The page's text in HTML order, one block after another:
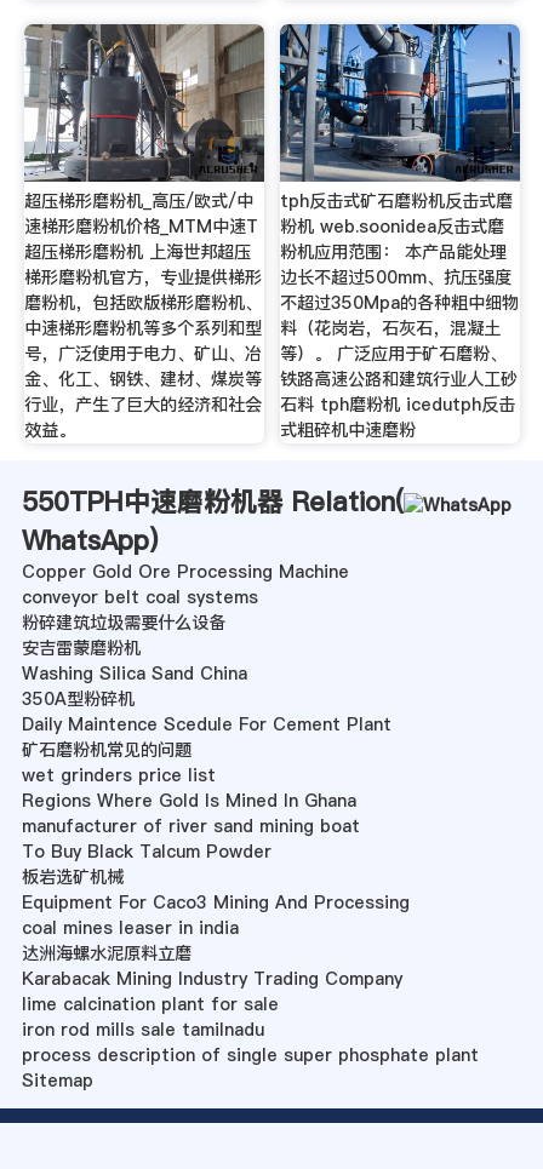
超压梯形磨粉机_高压/欧式/中
速梯形磨粉机价格_MTM中速T
超压梯形磨粉机 上海世邦超压
梯形磨粉机官方，专业提供梯形
磨粉机，包括欧版梯形磨粉机、
中速梯形磨粉机等多个系列和型
号，广泛使用于电力、矿山、冶
金、化工、钢铁、建材、煤炭等
行业，产生了巨大的经济和社会
效益。
tph反击式矿石磨粉机反击式磨
粉机 web.soonidea反击式磨
粉机应用范围： 本产品能处理
边长不超过500mm、抗压强度
不超过350Mpa的各种粗中细物
料（花岗岩，石灰石，混凝土
等）。 广泛应用于矿石磨粉、
铁路高速公路和建筑行业人工砂
石料 tph磨粉机 icedutph反击
式粗碎机中速磨粉
550TPH中速磨粉机器 Relation(
WhatsApp)
Copper Gold Ore Processing Machine
conveyor belt coal systems
粉碎建筑垃圾需要什么设备
安吉雷蒙磨粉机
Washing Silica Sand China
350A型粉碎机
Daily Maintence Scedule For Cement Plant
矿石磨粉机常见的问题
wet grinders price list
Regions Where Gold Is Mined In Ghana
manufacturer of river sand mining boat
To Buy Black Talcum Powder
板岩选矿机械
Equipment For Caco3 Mining And Processing
coal mines leaser in india
达洲海螺水泥原料立磨
Karabacak Mining Industry Trading Company
lime calcination plant for sale
iron rod mills sale tamilnadu
process description of single super phosphate plant
Sitemap